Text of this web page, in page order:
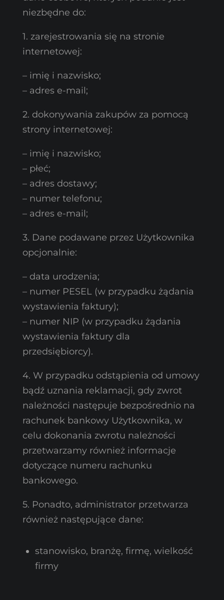
niezbędne do:
1. zarejestrowania się na stronie
internetowej:
– imię i nazwisko;
– adres e-mail;
2. dokonywania zakupów za pomocą
strony internetowej:
– imię i nazwisko;
– płeć;
– adres dostawy;
– numer telefonu;
– adres e-mail;
3. Dane podawane przez Użytkownika
opcjonalnie:
– data urodzenia;
– numer PESEL (w przypadku żądania
wystawienia faktury);
– numer NIP (w przypadku żądania
wystawienia faktury dla
przedsiębiorcy).
4. W przypadku odstąpienia od umowy
bądź uznania reklamacji, gdy zwrot
należności następuje bezpośrednio na
rachunek bankowy Użytkownika, w
celu dokonania zwrotu należności
przetwarzamy również informacje
dotyczące numeru rachunku
bankowego.
5. Ponadto, administrator przetwarza
również następujące dane:
stanowisko, branżę, firmę, wielkość
firmy